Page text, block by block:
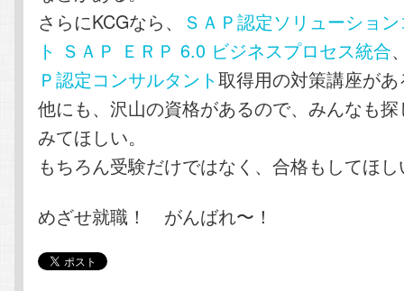
さらにKCGなら、
ＳＡＰ認定ソリューショ
ト ＳＡＰ ＥＲＰ 6.0 ビジネスプロセス統合
Ｐ認定コンサルタント取得用の対策講座があ
他にも、沢山の資格があるので、みんなも
みてほしい。
もちろん受験だけではなく、合格もしてほ
めざせ就職！ がんばれ〜！